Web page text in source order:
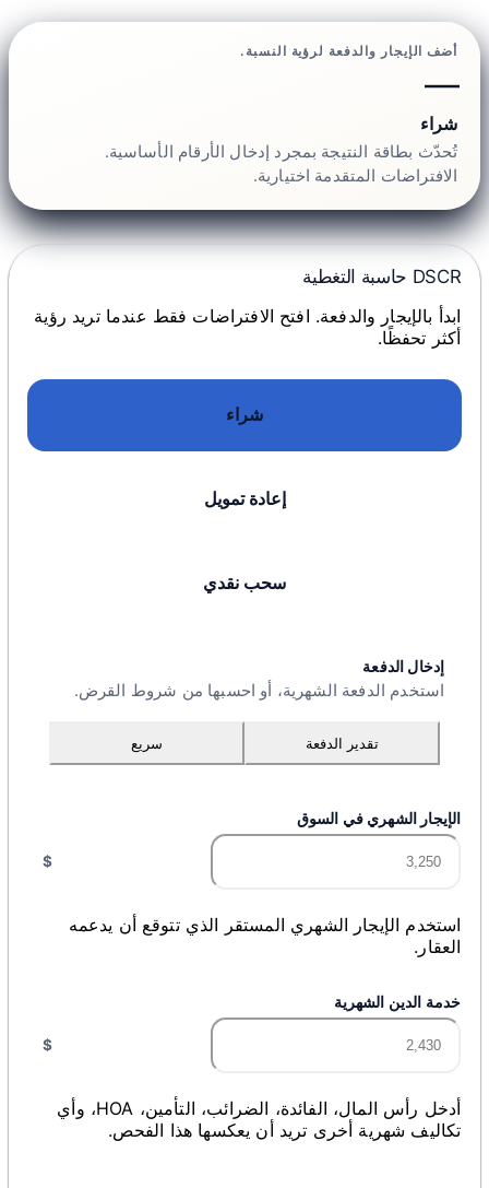
أضف الإيجار والدفعة لرؤية النسبة.
—
شراء
تُحدّث بطاقة النتيجة بمجرد إدخال الأرقام الأساسية.
الافتراضات المتقدمة اختيارية.
DSCR حاسبة التغطية
ابدأ بالإيجار والدفعة. افتح الافتراضات فقط عندما تريد رؤية
أكثر تحفظًا.
شراء
إعادة تمويل
سحب نقدي
إدخال الدفعة
استخدم الدفعة الشهرية، أو احسبها من شروط القرض.
سريع تقدير الدفعة
الإيجار الشهري في السوق
$
استخدم الإيجار الشهري المستقر الذي تتوقع أن يدعمه
العقار.
خدمة الدين الشهرية
$
أدخل رأس المال، الفائدة، الضرائب، التأمين، HOA، وأي
تكاليف شهرية أخرى تريد أن يعكسها هذا الفحص.